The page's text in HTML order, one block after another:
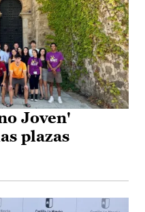
Joven'
plazas